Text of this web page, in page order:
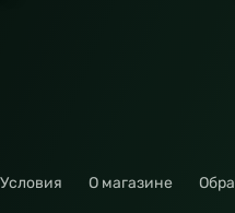
Условия О магазине